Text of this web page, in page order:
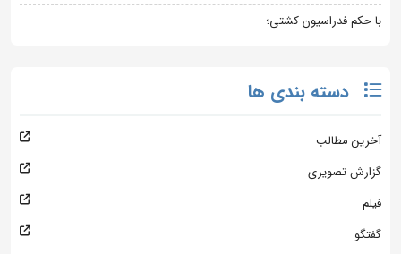
با حکم فدراسیون کشتی؛
دسته بندی ها
آخرین مطالب
گزارش تصویری
فیلم
گفتگو